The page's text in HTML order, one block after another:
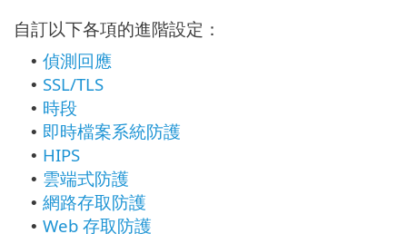
自訂以下各項的進階設定：
• 偵測回應
• SSL/TLS
• 時段
• 即時檔案系統防護
• HIPS
• 雲端式防護
• 網路存取防護
• Web 存取防護